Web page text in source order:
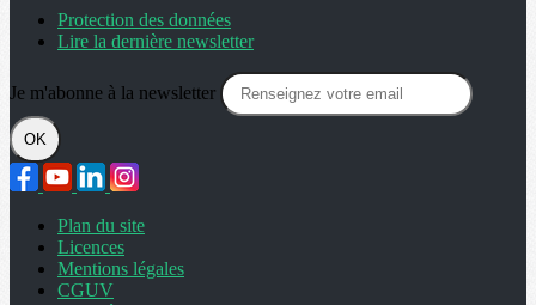
Protection des données
Lire la dernière newsletter
Je m'abonne à la newsletter
OK
Plan du site
Licences
Mentions légales
CGUV